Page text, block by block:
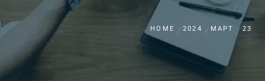
HOME 2024 МАРТ 23